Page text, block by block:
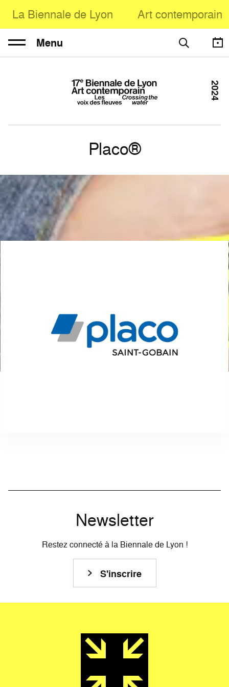
La Biennale de Lyon Art contemporain
Menu
Placo®
2024
Newsletter
Restez connecté à la Biennale de Lyon !
S'inscrire